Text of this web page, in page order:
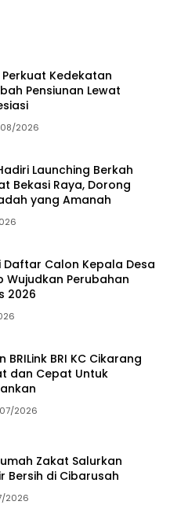
Perkuat Kedekatan
Pensiunan Lewat
2026
Launching Berkah
Bekasi Raya, Dorong
yang Amanah
Daftar Calon Kepala Desa
Wujudkan Perubahan
2026
BRI KC Cikarang
dan Cepat Untuk
2026
Zakat Salurkan
Bersih di Cibarusah
2026